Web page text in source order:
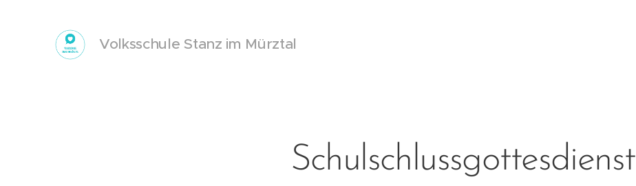
Volksschule Stanz im Mürztal
Schulschlussgottesdienst